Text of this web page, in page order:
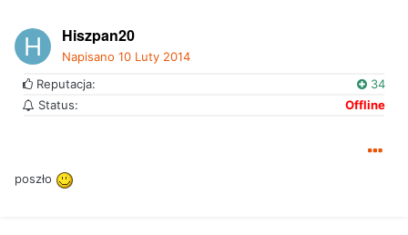
Hiszpan20
Napisano 10 Luty 2014
Reputacja:
34
Status:
Offline
poszło